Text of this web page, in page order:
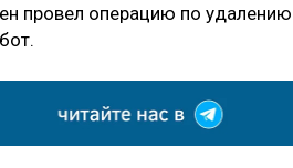
провел операцию по удалению